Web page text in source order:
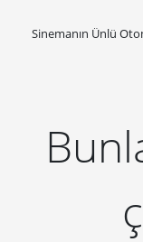
Sinemanın Ünlü